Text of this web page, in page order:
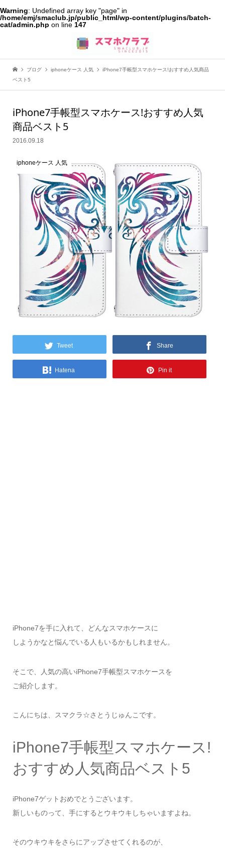
Warning: Undefined array key "page" in
/home/emj/smaclub.jp/public_html/wp-content/plugins/batch-
cat/admin.php on line 147
ブログ iphoneケース 人気
iPhone7手帳型スマホケース!おすすめ人気商品
ベスト5
iPhone7手帳型スマホケース!おすすめ人気
商品ベスト5
2016.09.18
iphoneケース 人気
Tweet Share
Hatena Pin it
iPhone7を手に入れて、どんなスマホケースに
しようかなと悩んでいる人もいるかもしれません。
そこで、人気の高いiPhone7手帳型スマホケースを
ご紹介します。
こんにちは、スマクラ☆さとうじゅんこです。
iPhone7手帳型スマホケース!
おすすめ人気商品ベスト5
iPhone7ゲットおめでとうございます。
新しいものって、手にするとウキウキしちゃいますよね。
そのウキウキをさらにアップさせてくれるのが、